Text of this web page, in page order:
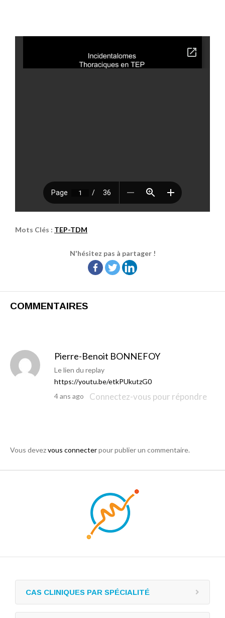
Mots Clés : TEP-TDM
N'hésitez pas à partager !
COMMENTAIRES
Pierre-Benoit BONNEFOY
Le lien du replay
https://youtu.be/etkPUkutzG0
4 ans ago
Connectez-vous pour répondre
Vous devezvous connecterpour publier un commentaire.
CAS CLINIQUES PAR SPÉCIALITÉ